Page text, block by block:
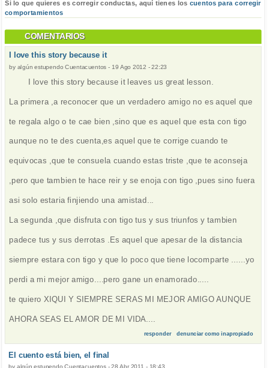
Si lo que quieres es corregir conductas, aquí tienes los cuentos para corregir
comportamientos
COMENTARIOS
I love this story because it
by algún estupendo Cuentacuentos - 19 Ago 2012 - 22:23
I love this story because it leaves us great lesson.
La primera ,a reconocer que un verdadero amigo no es aquel que
te regala algo o te cae bien ,sino que es aquel que esta con tigo
aunque no te des cuenta,es aquel que te corrige cuando te
equivocas ,que te consuela cuando estas triste ,que te aconseja
,pero que tambien te hace reir y se enoja con tigo ,pues sino fuera
asi solo estaria finjiendo una amistad...
La segunda ,que disfruta con tigo tus y sus triunfos y tambien
padece tus y sus derrotas .Es aquel que apesar de la distancia
siempre estara con tigo y que lo poco que tiene locomparte ......yo
perdi a mi mejor amigo....pero gane un enamorado.....
te quiero XIQUI Y SIEMPRE SERAS MI MEJOR AMIGO AUNQUE
AHORA SEAS EL AMOR DE MI VIDA....
responder denunciar como inapropiado
El cuento está bien, el final
by algún estupendo Cuentacuentos-28 Abr 2011 - 18:43